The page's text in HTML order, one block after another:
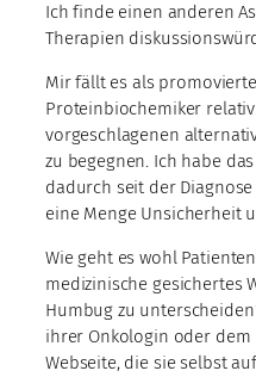
Ich finde einen anderen
Therapien
Mir fällt es als
Proteinbiochemiker
vorgeschlagenen
zu begegnen. Ich habe
dadurch seit der
eine Menge Unsicherheit
Wie geht es wohl
medizinische gesichertes
Humbug zu
ihrer Onkologin oder
Webseite, die sie selbst